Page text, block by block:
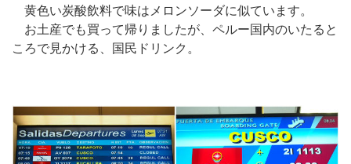
黄色い炭酸飲料で味はメロンソーダに似ています。
お土産でも買って帰りましたが、ペルー国内のいたると
ころで見かける、国民ドリンク。